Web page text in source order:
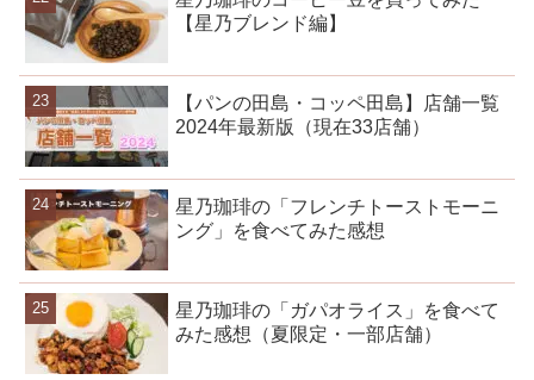
【星乃ブレンド編】
【パンの田島・コッペ田島】店舗一覧
2024年最新版（現在33店舗）
星乃珈琲の「フレンチトーストモーニ
ング」を食べてみた感想
星乃珈琲の「ガパオライス」を食べて
みた感想（夏限定・一部店舗）